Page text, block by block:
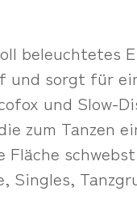
beleuchtetes
und sorgt für
und Slow-
zum Tanzen
Fläche schwebst
Singles,